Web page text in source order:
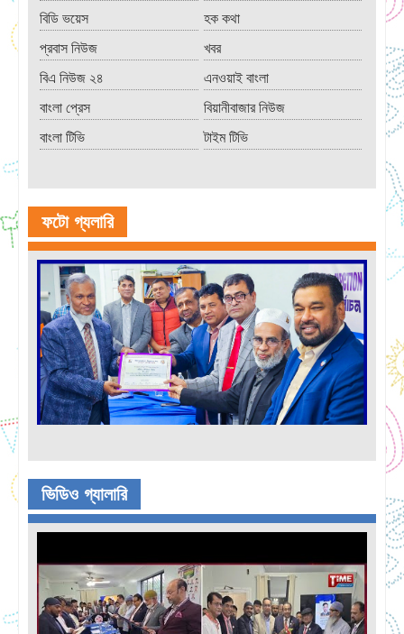
বিডি ভয়েস
হক কথা
প্রবাস নিউজ
খবর
বিএ নিউজ ২৪
এনওয়াই বাংলা
বাংলা প্রেস
বিয়ানীবাজার নিউজ
বাংলা টিভি
টাইম টিভি
ফটো গ্যলারি
ভিডিও গ্যালারি